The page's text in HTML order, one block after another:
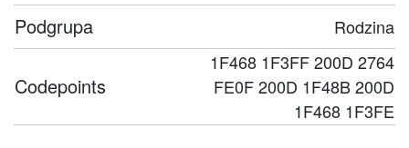
Podgrupa Rodzina
Codepoints
1F468 1F3FF 200D 2764
FE0F 200D 1F48B 200D
1F468 1F3FE